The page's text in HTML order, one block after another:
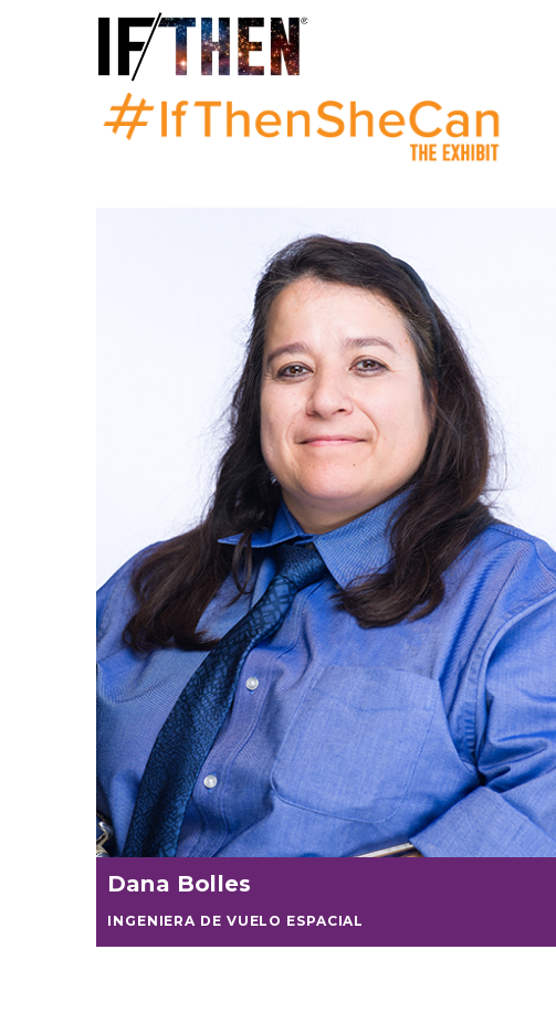
Dana Bolles
INGENIERA DE VUELO ESPACIAL